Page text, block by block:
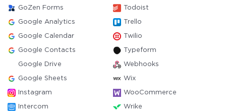
GoZen Forms Todoist
Google Analytics Trello
Google Calendar Twilio
Google Contacts Typeform
Google Drive Webhooks
Google Sheets Wix
Instagram WooCommerce
Intercom Wrike